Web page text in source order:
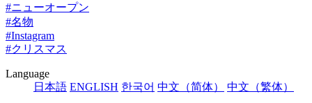
#ニューオープン
#名物
#Instagram
#クリスマス
Language
日本語 ENGLISH 한국어 中文（简体） 中文（繁体）